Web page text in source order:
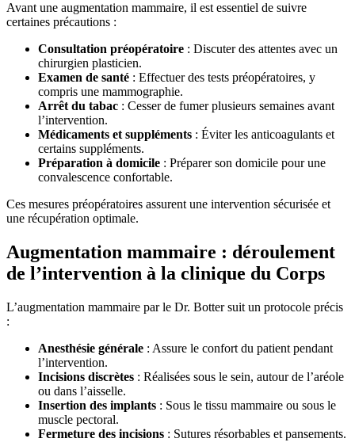
Avant une augmentation mammaire, il est essentiel de suivre
certaines précautions :
Consultation préopératoire : Discuter des attentes avec un
chirurgien plasticien.
Examen de santé : Effectuer des tests préopératoires, y
compris une mammographie.
Arrêt du tabac : Cesser de fumer plusieurs semaines avant
l’intervention.
Médicaments et suppléments : Éviter les anticoagulants et
certains suppléments.
Préparation à domicile : Préparer son domicile pour une
convalescence confortable.
Ces mesures préopératoires assurent une intervention sécurisée et
une récupération optimale.
Augmentation mammaire : déroulement
de l’intervention à la clinique du Corps
L’augmentation mammaire par le Dr. Botter suit un protocole précis
:
Anesthésie générale : Assure le confort du patient pendant
l’intervention.
Incisions discrètes : Réalisées sous le sein, autour de l’aréole
ou dans l’aisselle.
Insertion des implants : Sous le tissu mammaire ou sous le
muscle pectoral.
Fermeture des incisions : Sutures résorbables et pansements.